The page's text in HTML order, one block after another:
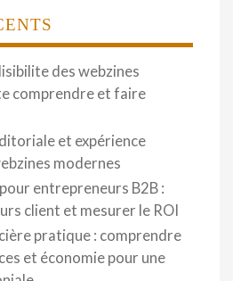
des webzines
comprendre et faire
et expérience
modernes
entrepreneurs B2B :
client et mesurer le ROI
pratique : comprendre
et économie pour une